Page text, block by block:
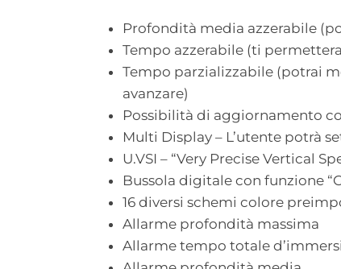
Profondità media azzerabile
Tempo azzerabile (ti
Tempo parzializzabile (potrai
avanzare)
Possibilità di aggiornamento
Multi Display – L’utente potrà
U.VSI – “Very Precise Vertical
Bussola digitale con funzione
16 diversi schemi colore
Allarme profondità massima
Allarme tempo totale